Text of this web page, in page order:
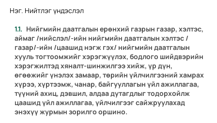
Нэг. Нийтлэг үндэслэл
Нийгмийн даатгалын ерөнхий газрын газар, хэлтэс,
аймаг /нийслэл/-ийн нийгмийн даатгалын хэлтэс /
газар/-ийн /цаашид нэгж гэх/ нийгмийн даатгалын
хууль тогтоомжийг хэрэгжүүлэх, бодлого шийдвэрийн
хэрэгжилтэд хяналт-шинжилгээ хийж, үр дүн,
өгөөжийг үнэлэх замаар, төрийн үйлчилгээний хамрах
хүрээ, хүртээмж, чанар, байгууллагын үйл ажиллагаа,
түүний ахиц, дэвшил, алдаа дутагдлыг тодорхойлж
цаашид үйл ажиллагаа, үйлчилгээг сайжруулахад
энэхүү журмын зорилго оршино.